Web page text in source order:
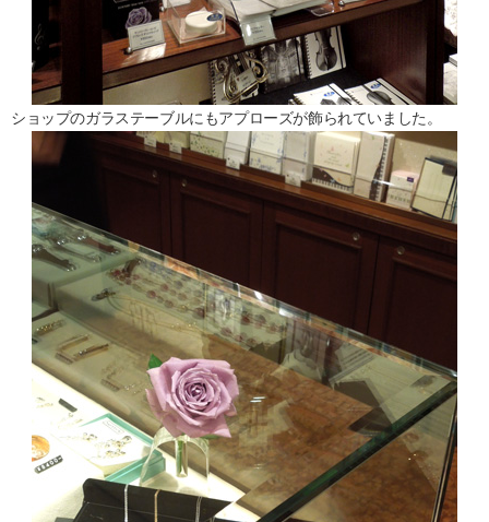
ショップのガラステーブルにもアプローズが飾られていました。